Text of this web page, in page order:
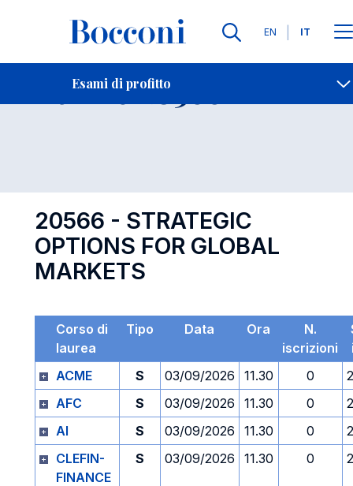
Lingue
EN IT
Esami di profitto
Contatti
Esame 20566 Open
20566 - STRATEGIC
OPTIONS FOR GLOBAL
MARKETS
Corso di
laurea
Tipo Data Ora
N.
iscrizioni
ACME
S 03/09/2026 11.30 0
AFC
S 03/09/2026 11.30 0
AI
S 03/09/2026 11.30 0
CLEFIN-
FINANCE
S 03/09/2026 11.30 0